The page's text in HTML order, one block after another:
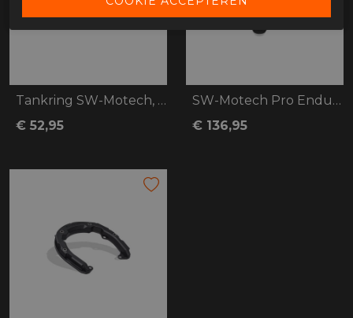
Tankring SW-Motech, PRO, CFMoto 800MT, 2
€ 52,95
SW-Motech Pro Enduro
€ 136,95